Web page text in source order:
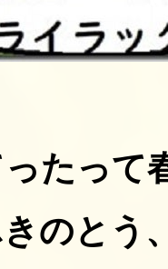
たって
のとう